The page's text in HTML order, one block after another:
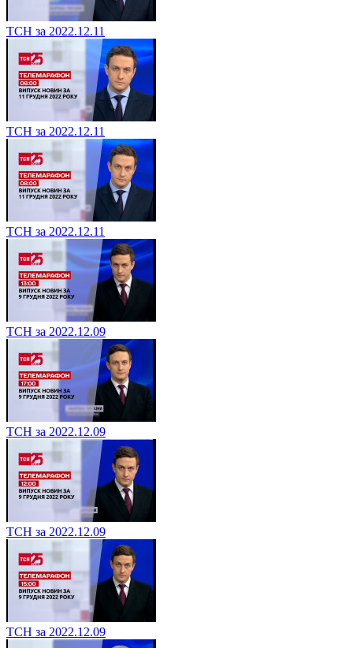
ТСН за 2022.12.11
ТСН за 2022.12.11
ТСН за 2022.12.11
ТСН за 2022.12.09
ТСН за 2022.12.09
ТСН за 2022.12.09
ТСН за 2022.12.09